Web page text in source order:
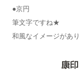
●京円
筆文字ですね★
和風なイメージがあり